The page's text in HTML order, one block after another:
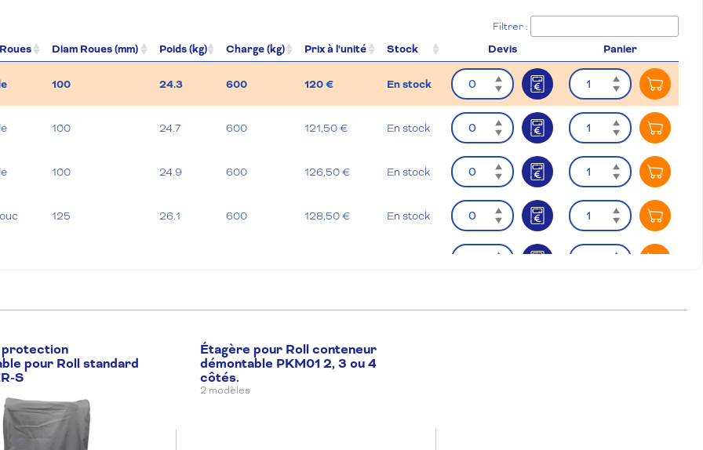
Filtrer :
Diam Roues (mm) Poids (kg) Charge (kg) Prix à l'unité Stock Devis Panier
100 24.3 600 120 € En stock
Quantité Quantité
Ajouter
100 24.7 600 121,50 € En stock
Quantité Quantité
Ajouter
100 24.9 600 126,50 € En stock
Quantité Quantité
Ajouter
125 26.1 600 128,50 € En stock
Quantité Quantité
Ajouter
Quantité Quantité
Ajouter
protection
pour Roll standard
S
Étagère pour Roll conteneur
démontable PKM01 2, 3 ou 4
côtés.
2 modèles